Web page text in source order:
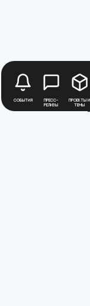
События
Пресс-
релизы
Проекты и
темы